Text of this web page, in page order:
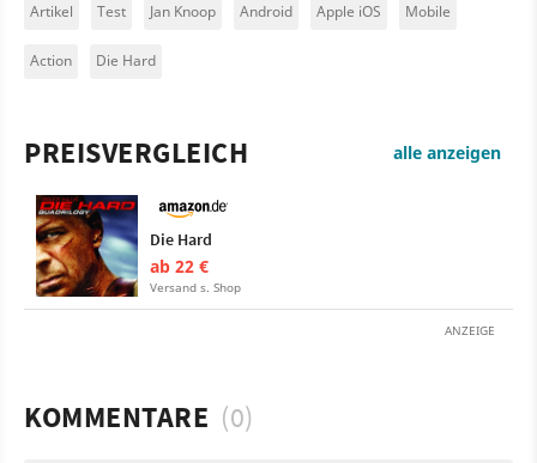
Artikel Test Jan Knoop Android Apple iOS Mobile
Action Die Hard
PREISVERGLEICH alle anzeigen
Die Hard
ab 22 €
Versand s. Shop
ANZEIGE
KOMMENTARE (0)